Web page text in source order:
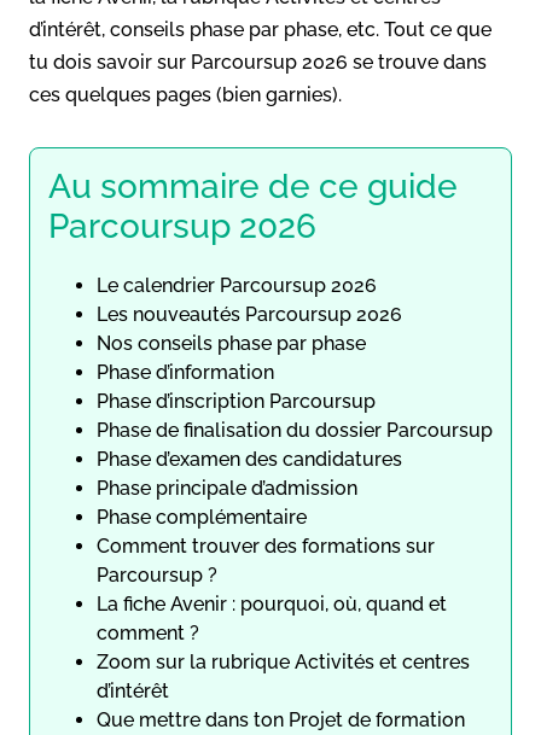
d’intérêt, conseils phase par phase, etc. Tout ce que
tu dois savoir sur Parcoursup 2026 se trouve dans
ces quelques pages (bien garnies).
Au sommaire de ce guide
Parcoursup 2026
Le calendrier Parcoursup 2026
Les nouveautés Parcoursup 2026
Nos conseils phase par phase
Phase d’information
Phase d’inscription Parcoursup
Phase de finalisation du dossier Parcoursup
Phase d’examen des candidatures
Phase principale d’admission
Phase complémentaire
Comment trouver des formations sur
Parcoursup ?
La fiche Avenir : pourquoi, où, quand et
comment ?
Zoom sur la rubrique Activités et centres
d’intérêt
Que mettre dans ton Projet de formation